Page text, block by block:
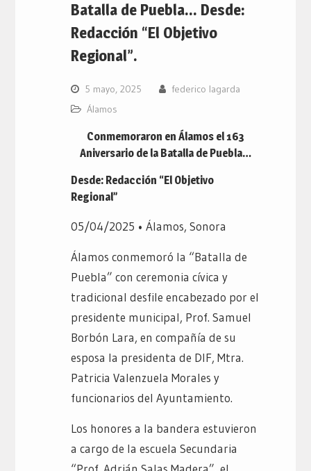
Batalla de Puebla… Desde:
Redacción “El Objetivo
Regional”.
5 mayo, 2025
federico lagarda
Álamos
Conmemoraron en Álamos el 163
Aniversario de la Batalla de Puebla…
Desde: Redacción “El Objetivo
Regional”
05/04/2025 • Álamos, Sonora
Álamos conmemoró la “Batalla de
Puebla” con ceremonia cívica y
tradicional desfile encabezado por el
presidente municipal, Prof. Samuel
Borbón Lara, en compañía de su
esposa la presidenta de DIF, Mtra.
Patricia Valenzuela Morales y
funcionarios del Ayuntamiento.
Los honores a la bandera estuvieron
a cargo de la escuela Secundaria